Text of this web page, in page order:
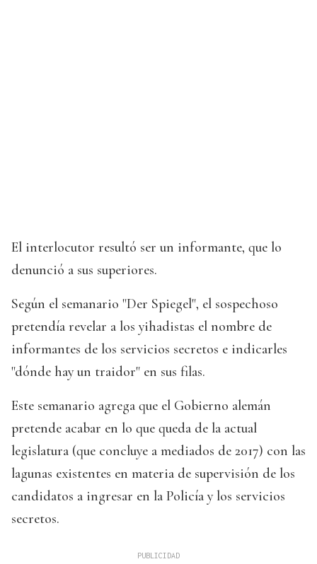
El interlocutor resultó ser un informante, que lo
denunció a sus superiores.
Según el semanario "Der Spiegel", el sospechoso
pretendía revelar a los yihadistas el nombre de
informantes de los servicios secretos e indicarles
"dónde hay un traidor" en sus filas.
Este semanario agrega que el Gobierno alemán
pretende acabar en lo que queda de la actual
legislatura (que concluye a mediados de 2017) con las
lagunas existentes en materia de supervisión de los
candidatos a ingresar en la Policía y los servicios
secretos.